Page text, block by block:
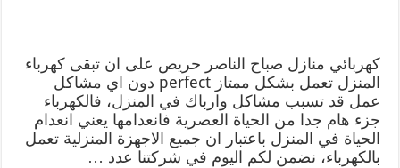
كهربائي منازل صباح الناصر حريص على ان تبقى كهرباء
المنزل تعمل بشكل ممتاز perfect دون اي مشاكل
عمل قد تسبب مشاكل وارباك في المنزل، فالكهرباء
جزء هام جدا من الحياة العصرية فانعدامها يعني انعدام
الحياة في المنزل باعتبار ان جميع الاجهزة المنزلية تعمل
بالكهرباء، نضمن لكم اليوم في شركتنا عدد …